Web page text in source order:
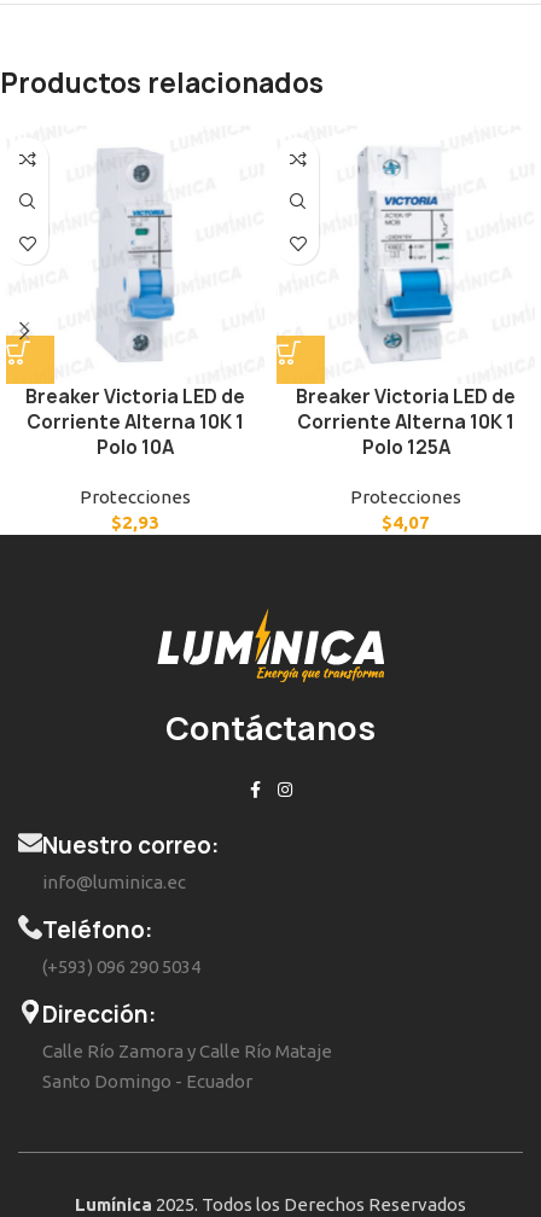
Productos relacionados
Breaker Victoria LED de
Corriente Alterna 10K 1
Polo 10A
Protecciones
$2,93
Breaker Victoria LED de
Corriente Alterna 10K 1
Polo 125A
Protecciones
$4,07
Contáctanos
Nuestro correo:
info@luminica.ec
Teléfono:
(+593) 096 290 5034
Dirección:
Calle Río Zamora y Calle Río Mataje
Santo Domingo - Ecuador
Lumínica 2025. Todos los Derechos Reservados